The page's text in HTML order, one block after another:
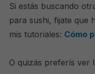
Si estás buscando
para sushi, fijate que
mis tutoriales: Cómo
O quizás preferís ver